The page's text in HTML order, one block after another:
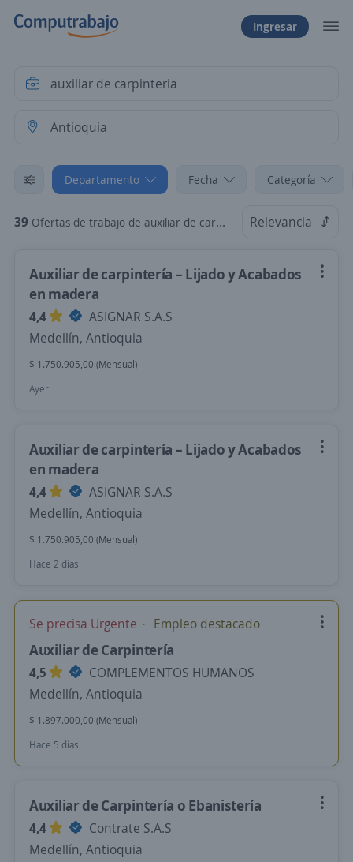
Ingresar
Departamento Fecha Categoría
39 Ofertas de trabajo de auxiliar de carpinteria en Antioquia Relevancia
Auxiliar de carpintería – Lijado y Acabados
en madera
4,4
ASIGNAR S.A.S
Medellín, Antioquia
$ 1.750.905,00 (Mensual)
Ayer
Auxiliar de carpintería – Lijado y Acabados
en madera
4,4
ASIGNAR S.A.S
Medellín, Antioquia
$ 1.750.905,00 (Mensual)
Hace 2 días
Se precisa Urgente Empleo destacado
Auxiliar de Carpintería
4,5
COMPLEMENTOS HUMANOS
Medellín, Antioquia
$ 1.897.000,00 (Mensual)
Hace 5 días
Auxiliar de Carpintería o Ebanistería
4,4
Contrate S.A.S
Medellín, Antioquia